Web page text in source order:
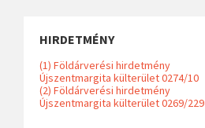
HIRDETMÉNY
(1) Földárverési hirdetmény
Újszentmargita külterület 0274/10
(2) Földárverési hirdetmény
Újszentmargita külterület 0269/229